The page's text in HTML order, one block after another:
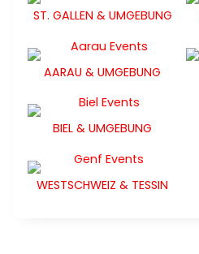
ST. GALLEN & UMGEBUNG
AARAU & UMGEBUNG
BIEL & UMGEBUNG
WESTSCHWEIZ & TESSIN